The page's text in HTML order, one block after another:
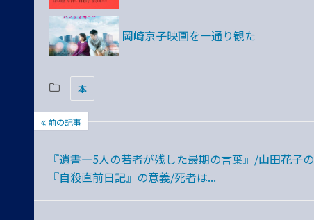
岡崎京子映画を一通り観た
本
前の記事
『遺書―5人の若者が残した最期の言葉』/山田花子の
『自殺直前日記』の意義/死者は...